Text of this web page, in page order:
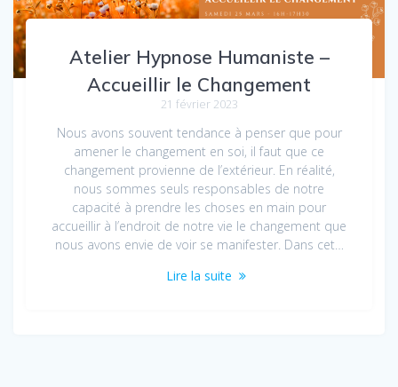
Atelier Hypnose Humaniste –
Accueillir le Changement
21 février 2023
Nous avons souvent tendance à penser que pour
amener le changement en soi, il faut que ce
changement provienne de l’extérieur. En réalité,
nous sommes seuls responsables de notre
capacité à prendre les choses en main pour
accueillir à l’endroit de notre vie le changement que
nous avons envie de voir se manifester. Dans cet…
Lire la suite